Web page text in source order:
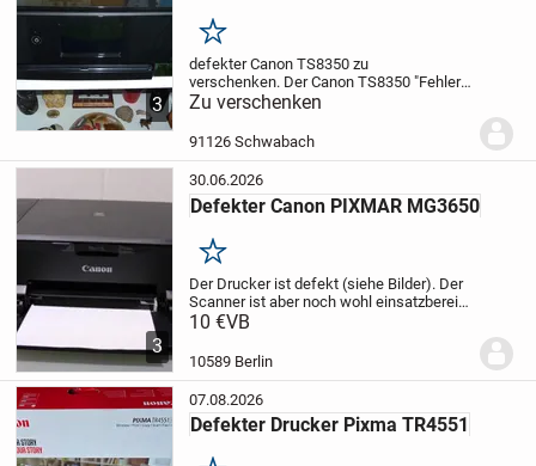
3
Merken
defekter Canon TS8350 zu
verschenken. Der Canon TS8350 "Fehler
6004" zeigt ein Problem mit dem
Die Papierreste wurden entfern, allerdings
Zu verschenken
91126 Schwabach
3
30.06.2026
Defekter Canon PIXMAR MG3650
Merken
Der Drucker ist defekt (siehe Bilder). Der
Scanner ist aber noch wohl einsatzbereit.
Ich kann natürlich keine Granatie oder
10 €VB
10589 Berlin
07.08.2026
Defekter Drucker Pixma TR4551